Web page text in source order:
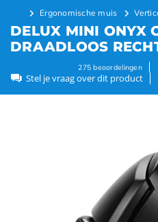
Ergonomische muis
DELUX MINI ONYX
DRAADLOOS
275 beoordelingen
Stel je vraag over dit product